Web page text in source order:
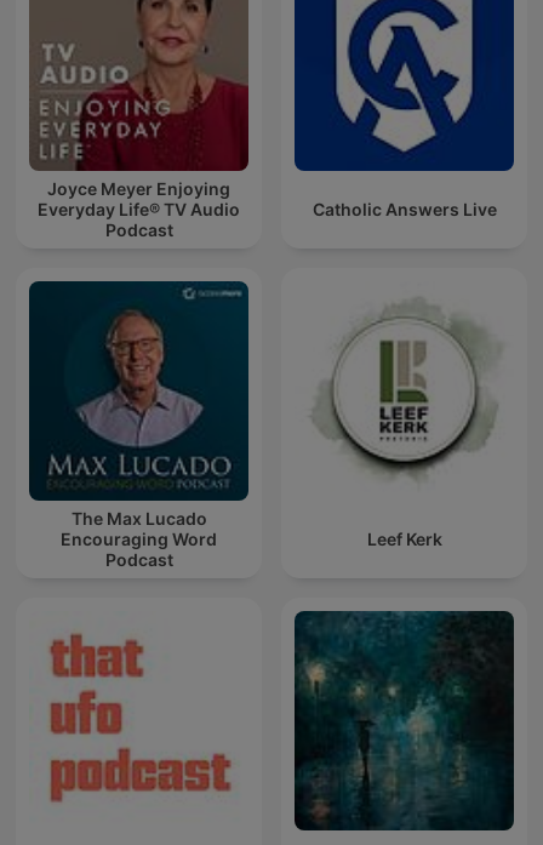
Joyce Meyer Enjoying
Everyday Life® TV Audio
Podcast
Catholic Answers Live
The Max Lucado
Encouraging Word
Podcast
Leef Kerk